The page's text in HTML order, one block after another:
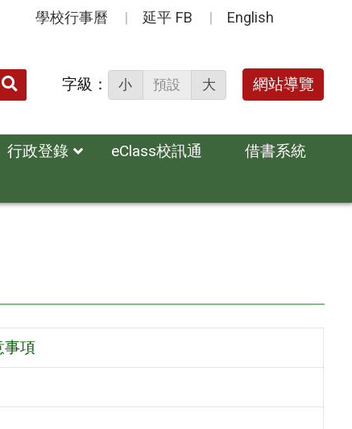
學校行事曆 延平 FB English
送出 字級： 小 預設 大 網站導覽
行政登錄 eClass校訊通
借書系統
事項